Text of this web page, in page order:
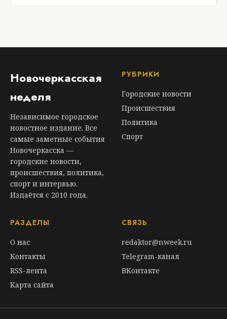
Новочеркасская
неделя
Независимое городское
новостное издание. Все
самые заметные события
Новочеркасска —
городские новости,
происшествия, политика,
спорт и интервью.
Издаётся с 2010 года.
РУБРИКИ
Городские новости
Происшествия
Политика
Спорт
РАЗДЕЛЫ
О нас
Контакты
RSS-лента
Карта сайта
СВЯЗЬ
redaktor@nweek.ru
Telegram-канал
ВКонтакте